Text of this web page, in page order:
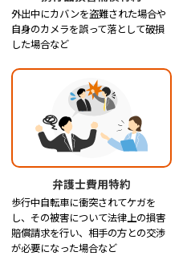
外出中にカバンを盗難された場合や
自身のカメラを誤って落として破損
した場合など
弁護士費用特約
歩行中自転車に衝突されてケガを
し、その被害について法律上の損害
賠償請求を行い、相手の方との交渉
が必要になった場合など